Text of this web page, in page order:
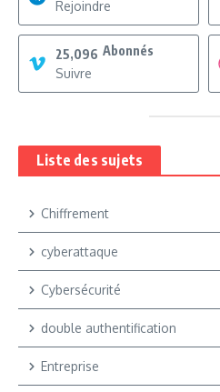
Rejoindre
25,096 Abonnés
Suivre
Liste des sujets
Chiffrement
cyberattaque
Cybersécurité
double authentification
Entreprise